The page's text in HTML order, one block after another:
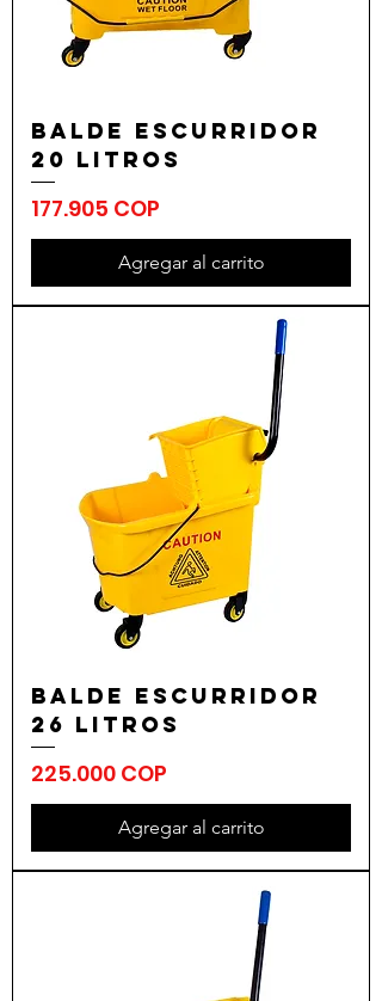
Balde Escurridor
20 Litros
Precio
177.905 COP
Agregar al carrito
Balde Escurridor
26 Litros
Precio
225.000 COP
Agregar al carrito